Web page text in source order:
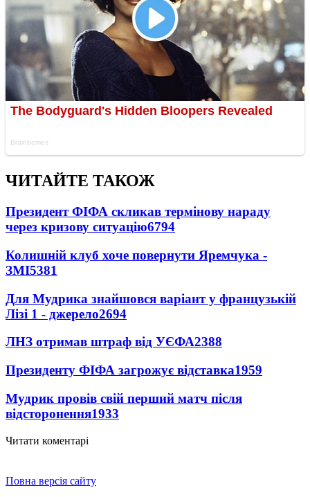
ЧИТАЙТЕ ТАКОЖ
Президент ФІФА скликав термінову нараду
через кризову ситуацію6794
Колишній клуб хоче повернути Яремчука -
ЗМІ5381
Для Мудрика знайшовся варіант у французькій
Лізі 1 - джерело2694
ЛНЗ отримав штраф від УЄФА2388
Президенту ФІФА загрожує відставка1959
Мудрик провів свій перший матч після
відсторонення1933
Читати коментарі
Повна версія сайту